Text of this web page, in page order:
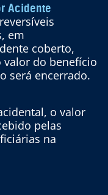
Acidente
em
coberto,
valor do benefício
será encerrado.
o valor
pelas
na